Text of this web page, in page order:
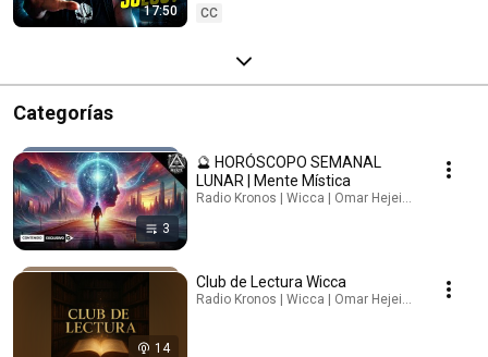
17:50
CC
Categorías
3
🔮 HORÓSCOPO SEMANAL
LUNAR | Mente Mística
Radio Kronos | Wicca | Omar Hejeile · Playlist
14
Club de Lectura Wicca
Radio Kronos | Wicca | Omar Hejeile · Podcast